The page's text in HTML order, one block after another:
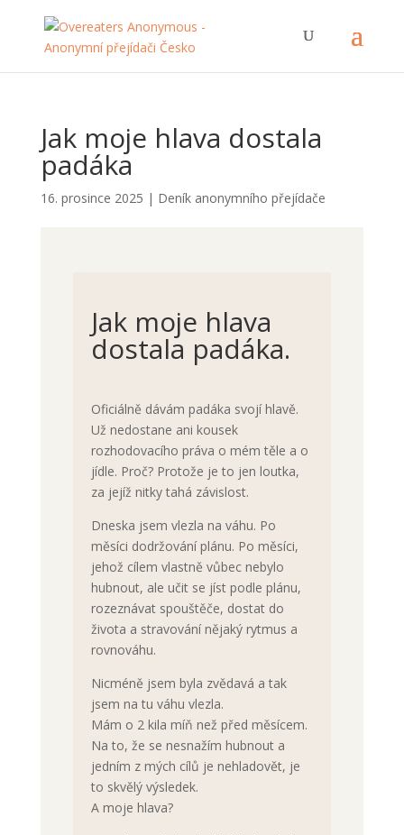
Jak moje hlava dostala
padáka
16. prosince 2025 | Deník anonymního přejídače
Jak moje hlava
dostala padáka.
Oficiálně dávám padáka svojí hlavě.
Už nedostane ani kousek
rozhodovacího práva o mém těle a o
jídle. Proč? Protože je to jen loutka,
za jejíž nitky tahá závislost.
Dneska jsem vlezla na váhu. Po
měsíci dodržování plánu. Po měsíci,
jehož cílem vlastně vůbec nebylo
hubnout, ale učit se jíst podle plánu,
rozeznávat spouštěče, dostat do
života a stravování nějaký rytmus a
rovnováhu.
Nicméně jsem byla zvědavá a tak
jsem na tu váhu vlezla.
Mám o 2 kila míň než před měsícem.
Na to, že se nesnažím hubnout a
jedním z mých cílů je nehladovět, je
to skvělý výsledek.
A moje hlava?